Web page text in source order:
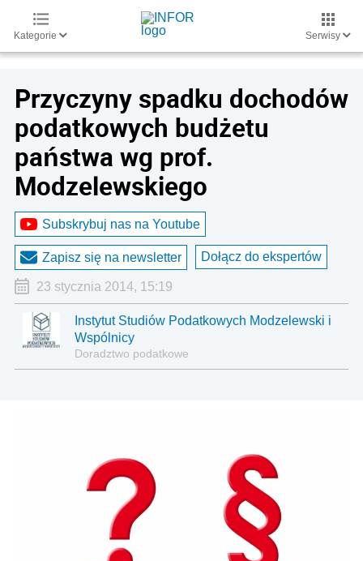
Kategorie Serwisy
Przyczyny spadku dochodów
podatkowych budżetu
państwa wg prof.
Modzelewskiego
Subskrybuj nas na Youtube
Zapisz się na newsletter Dołącz do ekspertów
23 stycznia 2014, 15:19
Instytut Studiów Podatkowych Modzelewski i
Wspólnicy
Doradztwo podatkowe